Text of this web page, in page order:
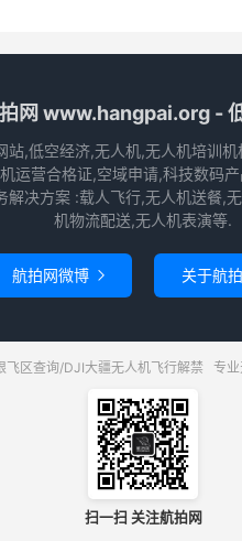
网 www.hangpai.org -
站,低空经济,无人机,无人机培训
运营合格证,空域申请,科技数码
解决方案 :载人飞行,无人机送餐,
机物流配送,无人机表演等.
航拍网微博  关于航
飞区查询/DJI大疆无人机飞行解禁 专
扫一扫 关注航拍网